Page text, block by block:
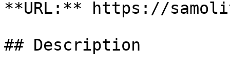
**URL:** https://
## Description